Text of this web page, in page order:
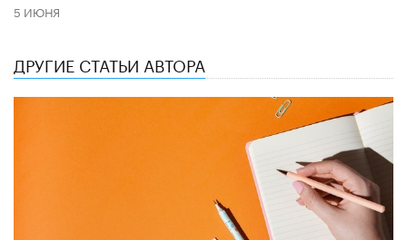
5 ИЮНЯ
ДРУГИЕ СТАТЬИ АВТОРА